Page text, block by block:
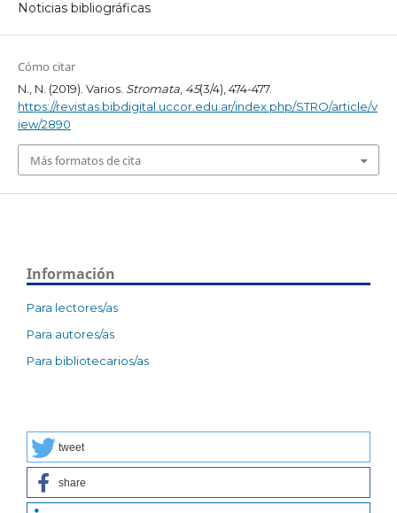
Noticias bibliográficas
Cómo citar
N., N. (2019). Varios. Stromata, 45(3/4), 474-477.
https://revistas.bibdigital.uccor.edu.ar/index.php/STRO/article/v
iew/2890
Más formatos de cita
Información
Para lectores/as
Para autores/as
Para bibliotecarios/as
tweet
share